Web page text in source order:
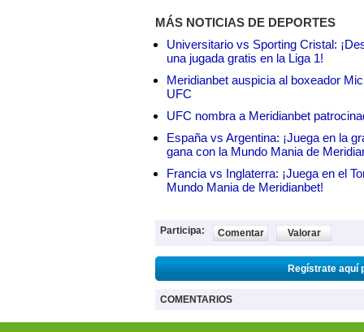
MÁS NOTICIAS DE DEPORTES
Universitario vs Sporting Cristal:
una jugada gratis en la Liga 1!
Meridianbet auspicia al boxeador
UFC
UFC nombra a Meridianbet
España vs Argentina: ¡Juega en la
gana con la Mundo Mania de
Francia vs Inglaterra: ¡Juega en el
Mundo Mania de Meridianbet!
Participa: Comentar Valorar
Regístrate aquí
COMENTARIOS